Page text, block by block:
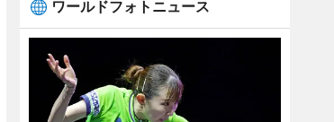
ワールドフォトニュース